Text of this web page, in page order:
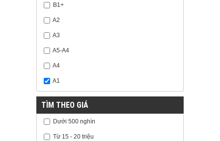
B1+
A2
A3
A5-A4
A4
A1
TÌM THEO GIÁ
Dưới 500 nghìn
Từ 15 - 20 triệu